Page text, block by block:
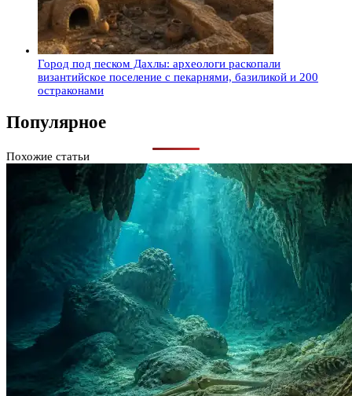
Город под песком Дахлы: археологи раскопали
византийское поселение с пекарнями, базиликой и 200
остраконами
Популярное
Похожие статьи